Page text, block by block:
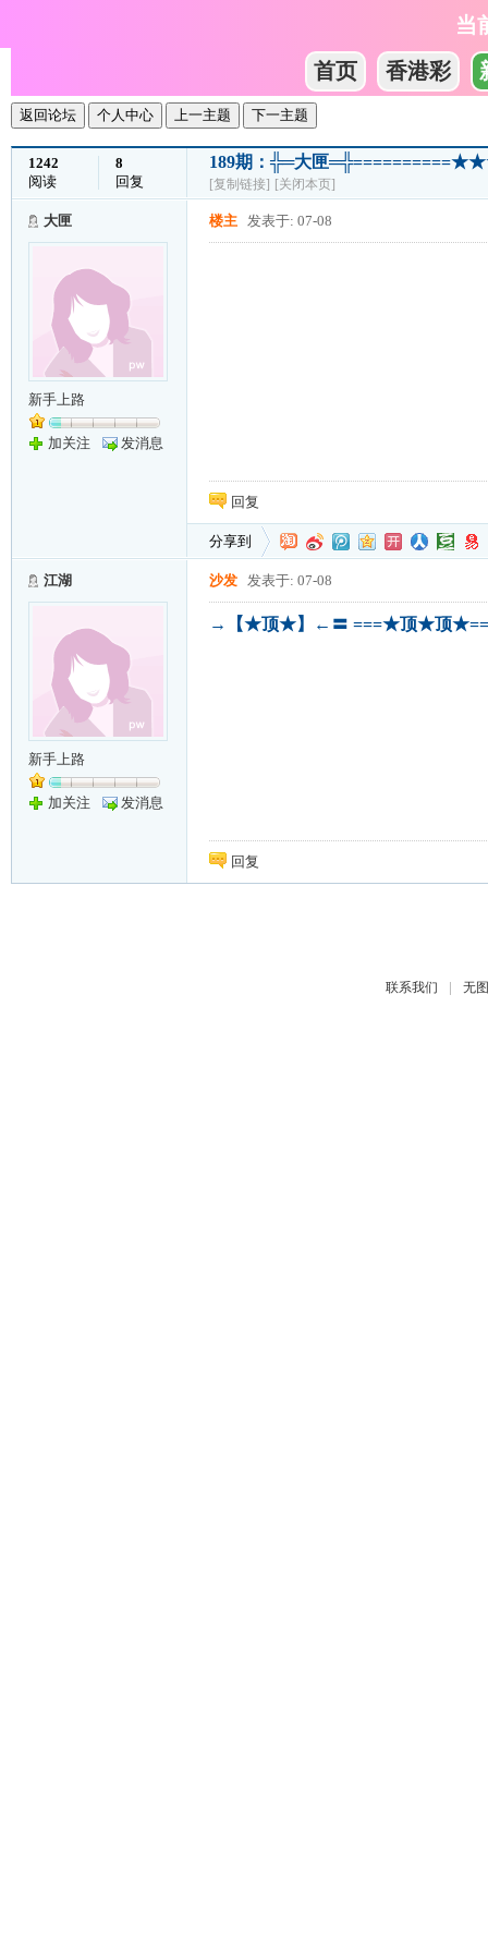
当
首页
香港彩
返回论坛 个人中心 上一主题 下一主题
1242
阅读
8
回复
189期：╬═大匣
[复制链接] [关闭本页]
大匣
新手上路
加关注 发消息
楼主 发表于: 07-08
回复
分享到
江湖
新手上路
加关注 发消息
沙发 发表于: 07-08
→【★顶★】←〓 ===★顶★顶
回复
联系我们 | 无